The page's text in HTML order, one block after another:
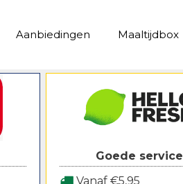
Aanbiedingen Maaltijdbox
Goede service
Vanaf €5,95